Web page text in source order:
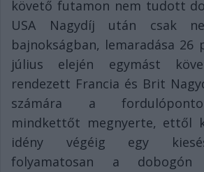
követő futamon nem tudott
USA Nagydíj után csak
bajnokságban, lemaradása
július elején egymást
rendezett Francia és Brit
számára a
mindkettőt megnyerte, ettől
idény végéig egy
folyamatosan a